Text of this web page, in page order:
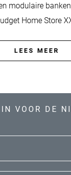
modulaire
Home Store
LEES MEER
VOOR DE